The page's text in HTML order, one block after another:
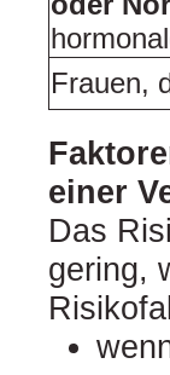
Frauen,
einer
Das
gering,